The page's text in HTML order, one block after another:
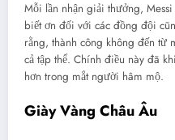
Mỗi lần nhận giải thưởng,
biết ơn đối với các đồng đội
rằng, thành công không đến từ
cả tập thể. Chính điều này đã
hơn trong mắt người hâm mộ.
Giày Vàng Châu Âu